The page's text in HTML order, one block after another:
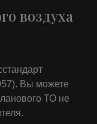
воздуха
Вы можете
ТО не